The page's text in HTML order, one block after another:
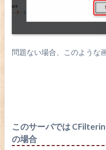
問題ない場合、このような
このサーバでは
の場合